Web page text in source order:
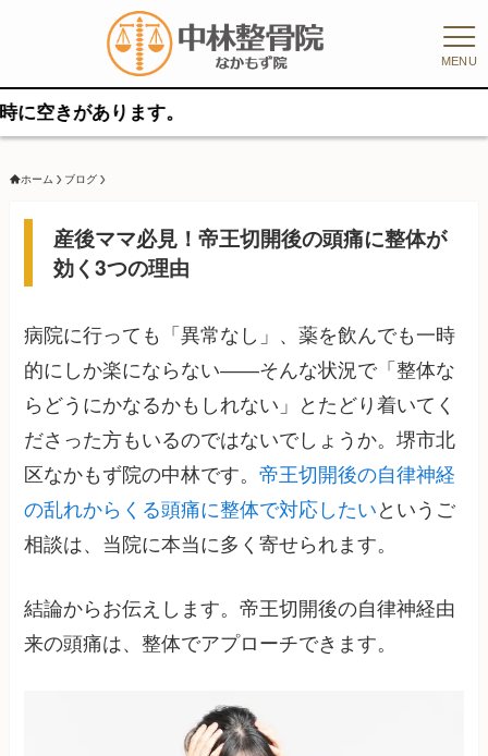
MENU
ります。
ホーム ブログ
産後ママ必見！帝王切開後の頭痛に整体が
効く3つの理由
病院に行っても「異常なし」、薬を飲んでも一時
的にしか楽にならない——そんな状況で「整体な
らどうにかなるかもしれない」とたどり着いてく
ださった方もいるのではないでしょうか。堺市北
区なかもず院の中林です。帝王切開後の自律神経
の乱れからくる頭痛に整体で対応したい というご
相談は、当院に本当に多く寄せられます。
結論からお伝えします。帝王切開後の自律神経由
来の頭痛は、整体でアプローチできます。